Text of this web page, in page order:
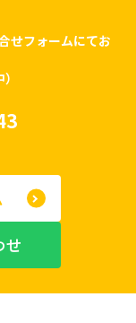
せフォームにてお
せ